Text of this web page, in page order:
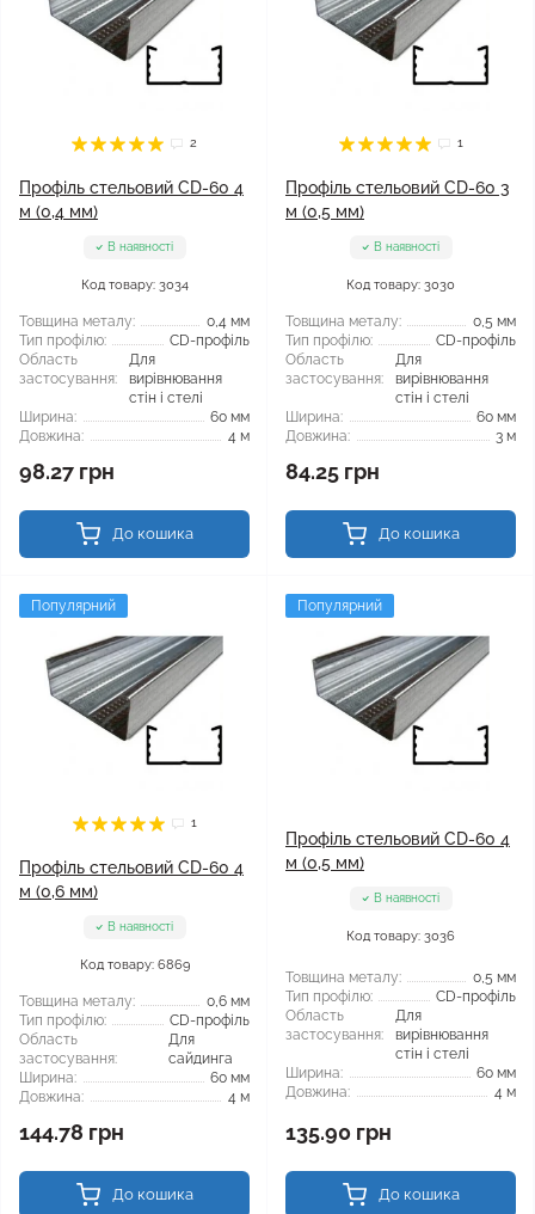
2
Профіль стельовий CD-60 4
м (0,4 мм)
В наявності
Код товару: 3034
Товщина металу:
0,4 мм
Тип профілю:
CD-профіль
Область
застосування:
Для
вирівнювання
стін і стелі
Ширина:
60 мм
Довжина:
4 м
98.27 грн
До кошика
1
Профіль стельовий CD-60 3
м (0,5 мм)
В наявності
Код товару: 3030
Товщина металу:
0,5 мм
Тип профілю:
CD-профіль
Область
застосування:
Для
вирівнювання
стін і стелі
Ширина:
60 мм
Довжина:
3 м
84.25 грн
До кошика
Популярний
1
Профіль стельовий CD-60 4
м (0,6 мм)
В наявності
Код товару: 6869
Товщина металу:
0,6 мм
Тип профілю:
CD-профіль
Область
застосування:
Для
сайдинга
Ширина:
60 мм
Довжина:
4 м
144.78 грн
До кошика
Популярний
Профіль стельовий CD-60 4
м (0,5 мм)
В наявності
Код товару: 3036
Товщина металу:
0,5 мм
Тип профілю:
CD-профіль
Область
застосування:
Для
вирівнювання
стін і стелі
Ширина:
60 мм
Довжина:
4 м
135.90 грн
До кошика